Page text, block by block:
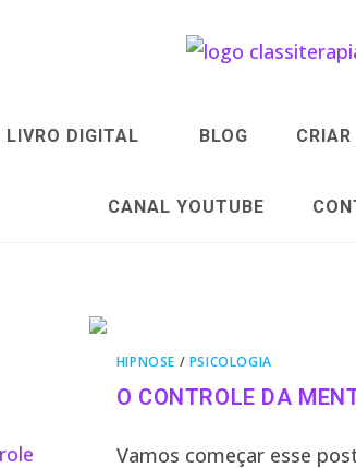
LIVRO DIGITAL BLOG
CANAL YOUTUBE
HIPNOSE / PSICOLOGIA
O CONTROLE DA
Vamos começar esse